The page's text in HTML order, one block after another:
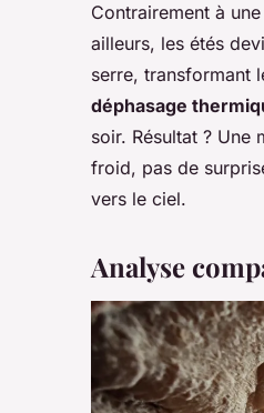
Contrairement à
ailleurs, les étés
serre, transformant
déphasage
soir. Résultat ? Une
froid, pas de
vers le ciel.
Analyse